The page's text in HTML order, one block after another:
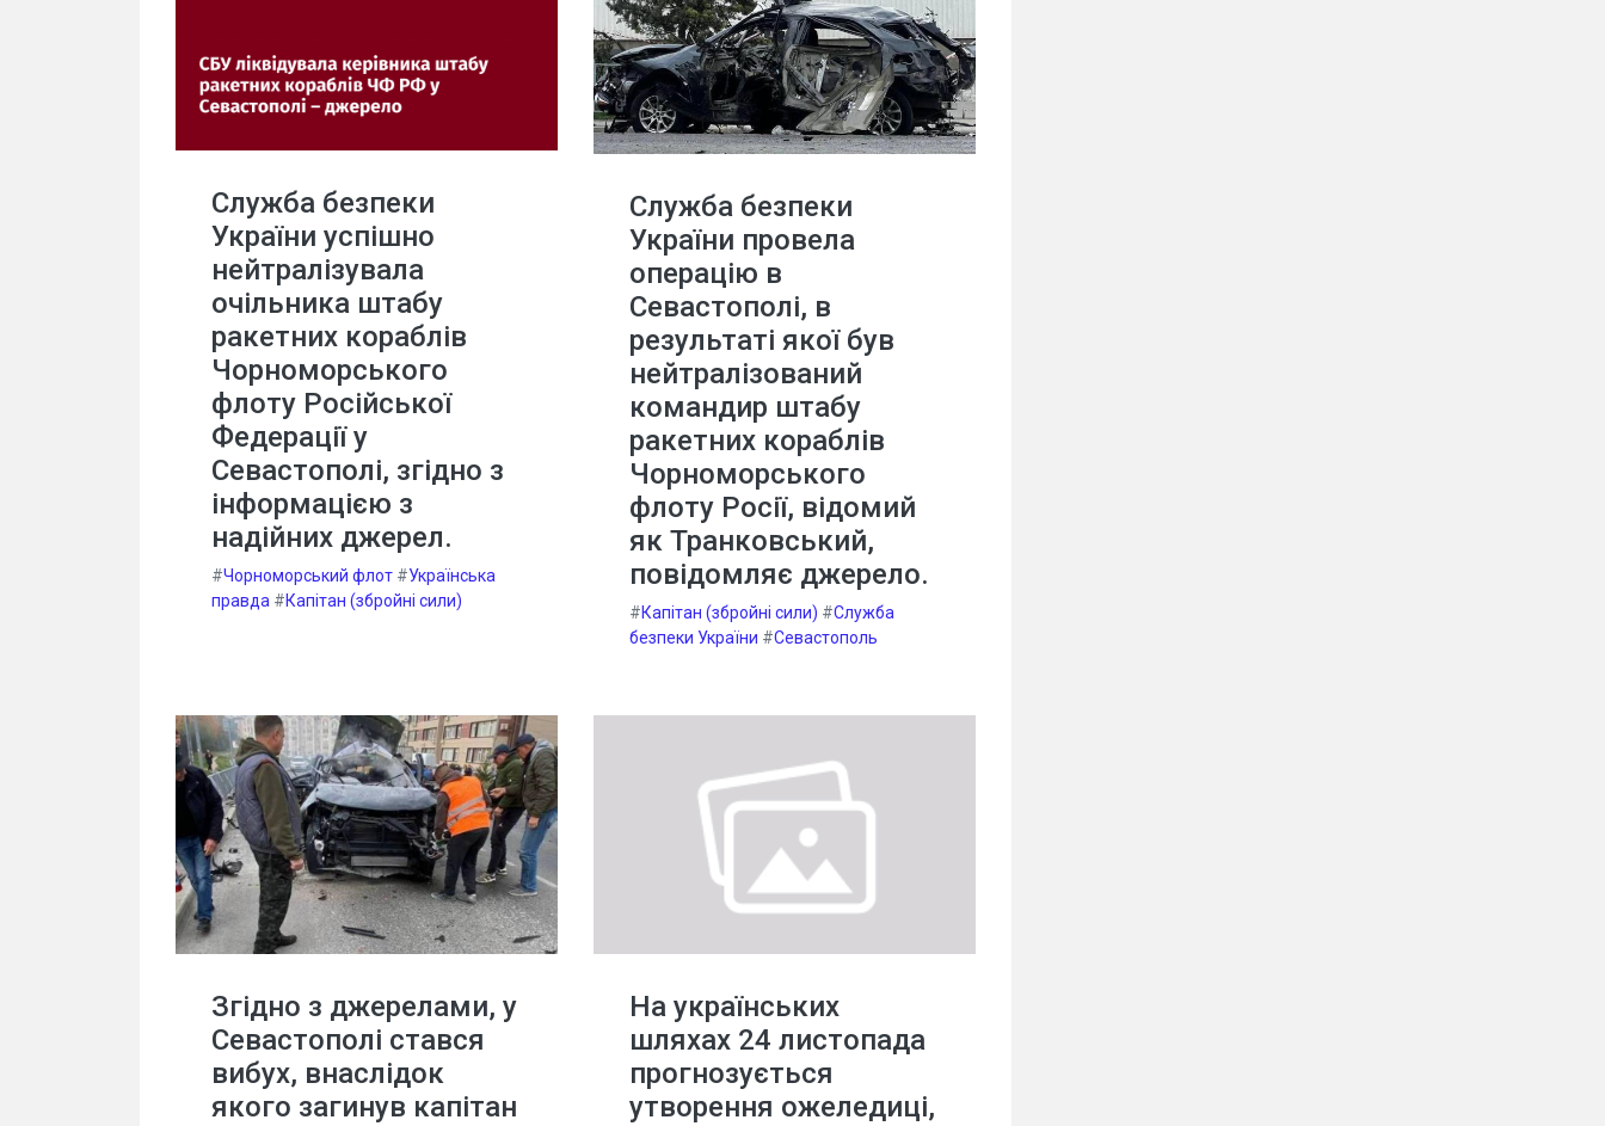
Служба безпеки
України успішно
нейтралізувала
очільника штабу
ракетних кораблів
Чорноморського
флоту Російської
Федерації у
Севастополі, згідно з
інформацією з
надійних джерел.
#Чорноморський флот #Українська
правда #Капітан (збройні сили)
Служба безпеки
України провела
операцію в
Севастополі, в
результаті якої був
нейтралізований
командир штабу
ракетних кораблів
Чорноморського
флоту Росії, відомий
як Транковський,
повідомляє джерело.
#Капітан (збройні сили) #Служба
безпеки України #Севастополь
Згідно з джерелами, у
Севастополі стався
вибух, внаслідок
якого загинув капітан
На українських
шляхах 24 листопада
прогнозується
утворення ожеледиці,